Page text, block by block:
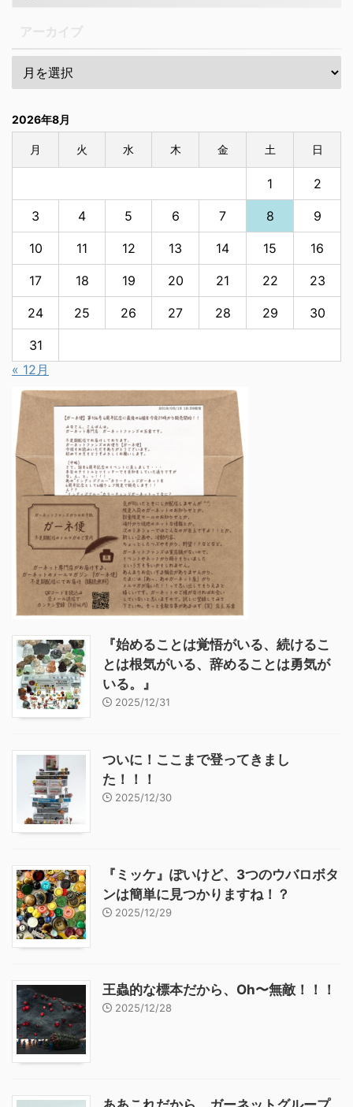
2026年8月
月 火 水 木 金 土 日
1 2
3 4 5 6 7 8 9
10 11 12 13 14 15 16
17 18 19 20 21 22 23
24 25 26 27 28 29 30
31
« 12月
『始めることは覚悟がいる、続けるこ
とは根気がいる、辞めることは勇気が
いる。』
2025/12/31
ついに！ここまで登ってきまし
た！！！
2025/12/30
『ミッケ』ぽいけど、3つのウバロボタ
ンは簡単に見つかりますね！？
2025/12/29
王蟲的な標本だから、Oh〜無敵！！！
2025/12/28